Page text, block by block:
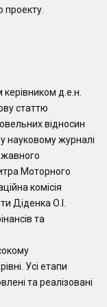
проекту.
д.е.н.
статтю
відносин
науковому журналі
Моторного
комісія
Діденка О.І.
та
Усі етапи
та реалізовані